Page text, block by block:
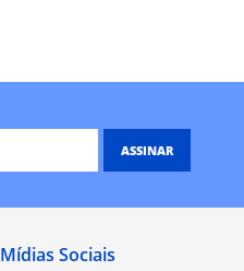
ASSINAR
Mídias Sociais